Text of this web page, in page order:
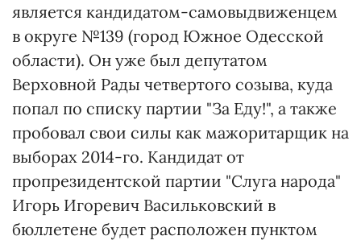
является кандидатом-самовыдвиженцем
в округе №139 (город Южное Одесской
области). Он уже был депутатом
Верховной Рады четвертого созыва, куда
попал по списку партии "За Еду!", а также
пробовал свои силы как мажоритарщик на
выборах 2014-го. Кандидат от
пропрезидентской партии "Слуга народа"
Игорь Игоревич Васильковский в
бюллетене будет расположен пунктом